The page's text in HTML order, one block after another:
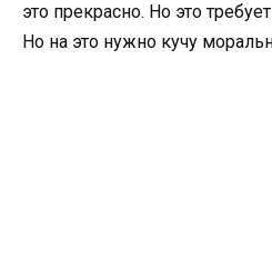
это прекрасно. Но это
Но на это нужно кучу